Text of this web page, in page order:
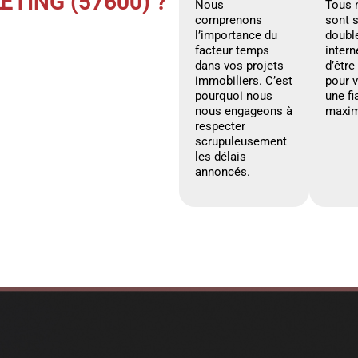
Nous
comprenons
l’importance du
facteur temps
dans vos projets
immobiliers. C’est
pourquoi nous
nous engageons à
respecter
scrupuleusement
les délais
annoncés.
Tous
sont
pour
une